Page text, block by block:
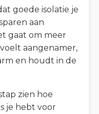
goede isolatie je
aan
gaat om meer
aangenamer,
en houdt in de
zien hoe
je hebt voor